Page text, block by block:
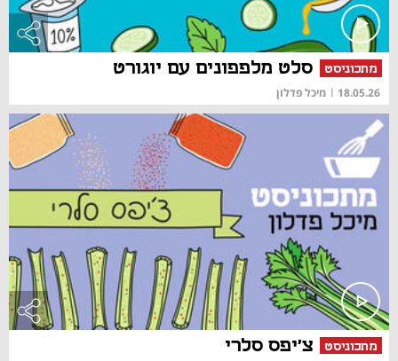
מתכוניסט סלט מלפפונים עם יוגורט
18.05.26
| מיכל פדלון
מתכוניסט צ'יפס סלרי